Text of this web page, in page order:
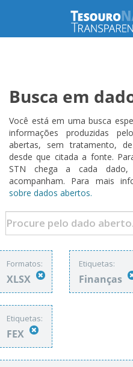
Busca em
Você está em uma busca
informações produzidas
abertas, sem tratamento,
desde que citada a fonte.
STN chega a cada
acompanham. Para mais
sobre dados abertos.
Formatos:
XLSX
Etiquetas:
Finanças
Etiquetas:
FEX